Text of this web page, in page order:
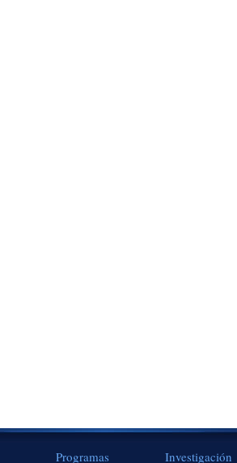
Programas Investigación